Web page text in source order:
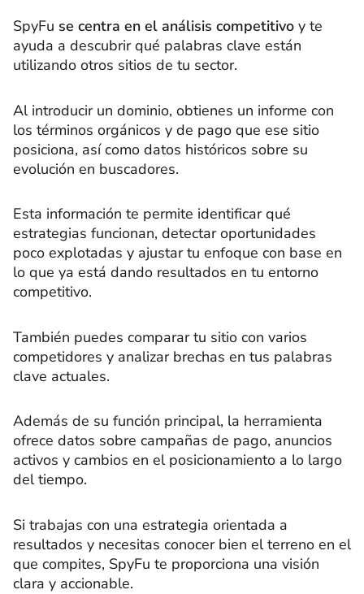
SpyFu se centra en el análisis competitivo y te
ayuda a descubrir qué palabras clave están
utilizando otros sitios de tu sector.
Al introducir un dominio, obtienes un informe con
los términos orgánicos y de pago que ese sitio
posiciona, así como datos históricos sobre su
evolución en buscadores.
Esta información te permite identificar qué
estrategias funcionan, detectar oportunidades
poco explotadas y ajustar tu enfoque con base en
lo que ya está dando resultados en tu entorno
competitivo.
También puedes comparar tu sitio con varios
competidores y analizar brechas en tus palabras
clave actuales.
Además de su función principal, la herramienta
ofrece datos sobre campañas de pago, anuncios
activos y cambios en el posicionamiento a lo largo
del tiempo.
Si trabajas con una estrategia orientada a
resultados y necesitas conocer bien el terreno en el
que compites, SpyFu te proporciona una visión
clara y accionable.